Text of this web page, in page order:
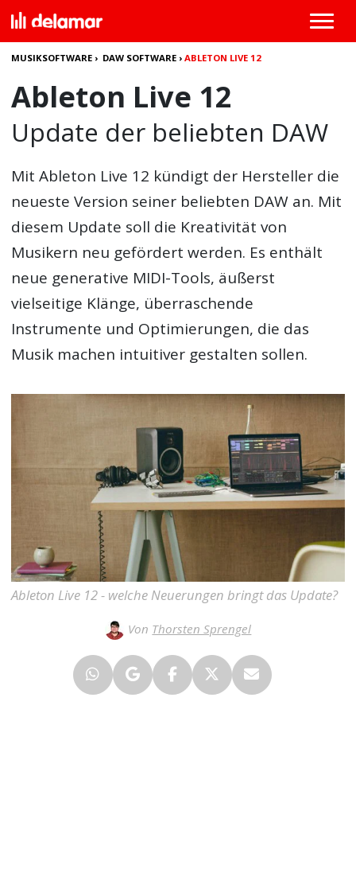
MUSIKSOFTWARE › DAW SOFTWARE ›ABLETON LIVE 12
Ableton Live 12
Update der beliebten DAW
Mit Ableton Live 12 kündigt der Hersteller die
neueste Version seiner beliebten DAW an. Mit
diesem Update soll die Kreativität von
Musikern neu gefördert werden. Es enthält
neue generative MIDI-Tools, äußerst
vielseitige Klänge, überraschende
Instrumente und Optimierungen, die das
Musik machen intuitiver gestalten sollen.
Ableton Live 12 - welche Neuerungen bringt das Update?
Von Thorsten Sprengel